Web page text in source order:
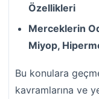
Özellikleri
Merceklerin
Miyop,
Bu konulara
kavramlarına ve